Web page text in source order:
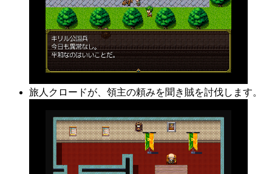
旅人クロードが、領主の頼みを聞き賊を討伐します。